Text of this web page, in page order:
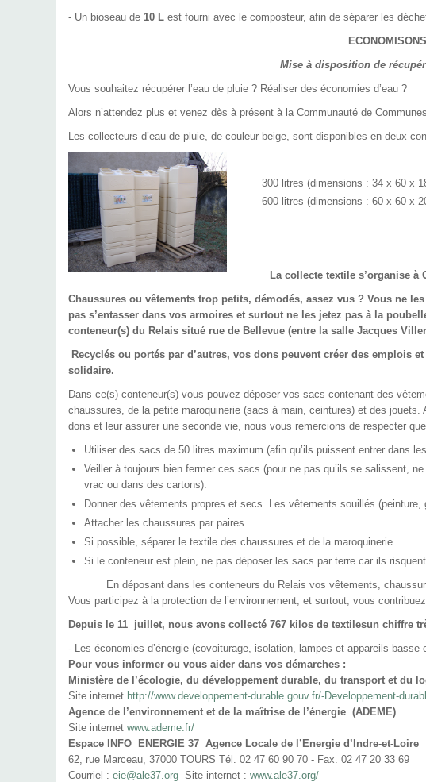
- Un bioseau de 10 L est fourni avec le composteur, afin de séparer les
Mise à disposition de
Vous souhaitez récupérer l’eau de pluie ? Réaliser des économies d’eau ?
Alors n’attendez plus et venez dès à présent à la Communauté de
Les collecteurs d’eau de pluie, de couleur beige, sont disponibles en deux
300 litres (dimensions : 34 x 60 x
600 litres (dimensions : 60 x 60 x
La collecte textile s’organise à
Chaussures ou vêtements trop petits, démodés, assez vus ? Vous ne
pas s’entasser dans vos armoires et surtout ne les jetez pas à la
conteneur(s) du Relais situé rue de Bellevue (entre la salle Jacques
Recyclés ou portés par d’autres, vos dons peuvent créer des emplois
solidaire.
Dans ce(s) conteneur(s) vous pouvez déposer vos sacs contenant des
chaussures, de la petite maroquinerie (sacs à main, ceintures) et des jouets.
dons et leur assurer une seconde vie, nous vous remercions de respecter
Utiliser des sacs de 50 litres maximum (afin qu’ils puissent entrer dans
Veiller à toujours bien fermer ces sacs (pour ne pas qu’ils se salissent,
vrac ou dans des cartons).
Donner des vêtements propres et secs. Les vêtements souillés
Attacher les chaussures par paires.
Si possible, séparer le textile des chaussures et de la maroquinerie.
Si le conteneur est plein, ne pas déposer les sacs par terre car ils
En déposant dans les conteneurs du Relais vos vêtements,
Vous participez à la protection de l’environnement, et surtout, vous
Depuis le 11 juillet, nous avons collecté 767 kilos de textilesun chiffre
- Les économies d’énergie (covoiturage, isolation, lampes et appareils basse
Pour vous informer ou vous aider dans vos démarches :
Ministère de l’écologie, du développement durable, du transport et du
Site internet http://www.developpement-durable.gouv.fr/-Developpement-
Agence de l’environnement et de la maîtrise de l’énergie (ADEME)
Site internet www.ademe.fr/
Espace INFO ENERGIE 37 Agence Locale de l’Energie d’Indre-et-Loire
62, rue Marceau, 37000 TOURS Tél. 02 47 60 90 70 - Fax. 02 47 20 33 69
Courriel : eie@ale37.org Site internet : www.ale37.org/